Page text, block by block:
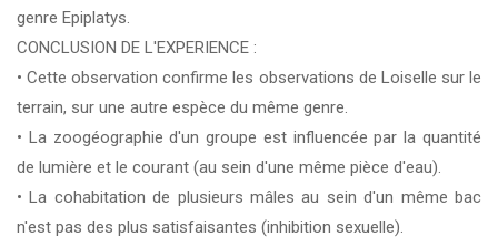
genre Epiplatys.
CONCLUSION DE L'EXPERIENCE :
• Cette observation confirme les observations de Loiselle sur le
terrain, sur une autre espèce du même genre.
• La zoogéographie d'un groupe est influencée par la quantité
de lumière et le courant (au sein d'une même pièce d'eau).
• La cohabitation de plusieurs mâles au sein d'un même bac
n'est pas des plus satisfaisantes (inhibition sexuelle).